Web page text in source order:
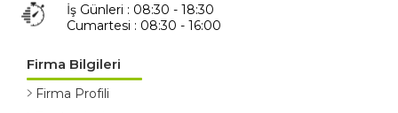
İş Günleri : 08:30 - 18:30
Cumartesi : 08:30 - 16:00
Firma Bilgileri
Firma Profili